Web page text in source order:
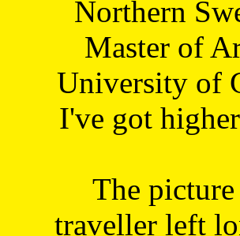
Northern
Master of
University of
I've got
The
traveller left